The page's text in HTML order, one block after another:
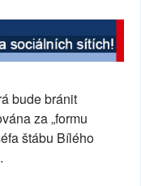
bude bránit
za „formu
štábu Bílého